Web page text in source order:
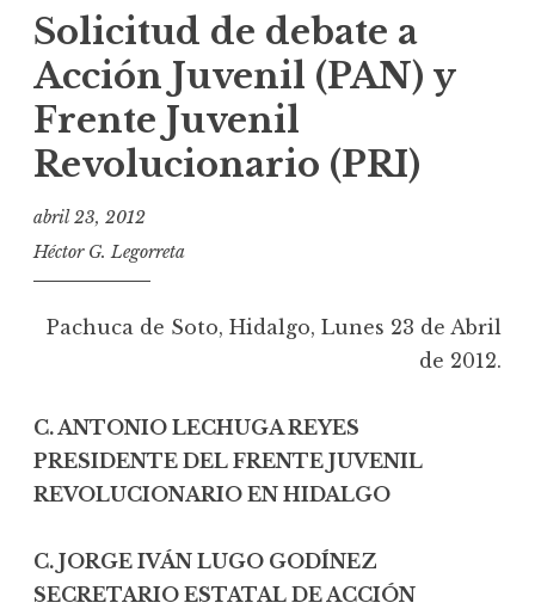
Solicitud de debate a
Acción Juvenil (PAN) y
Frente Juvenil
Revolucionario (PRI)
abril 23, 2012
Héctor G. Legorreta
Pachuca de Soto, Hidalgo, Lunes 23 de Abril
de 2012.
C. ANTONIO LECHUGA REYES
PRESIDENTE DEL FRENTE JUVENIL
REVOLUCIONARIO EN HIDALGO
C. JORGE IVÁN LUGO GODÍNEZ
SECRETARIO ESTATAL DE ACCIÓN